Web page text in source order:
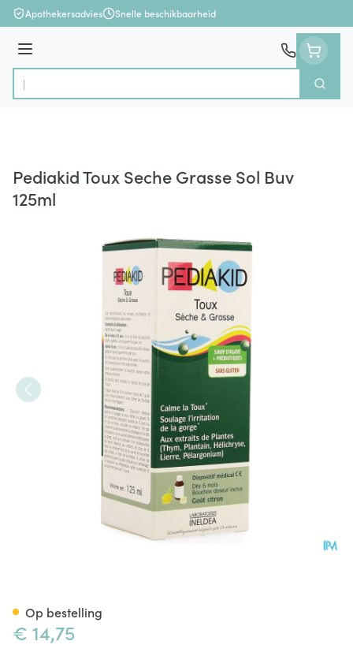
Ga naar de inhoud
Apothekersadvies Snelle beschikbaarheid
Menu
Product, merk, categorie...
Zoek
Pediakid Toux Seche Grasse Sol Buv
125ml
€ 14,75
Op bestelling